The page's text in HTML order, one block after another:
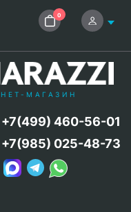
0
МАГАЗИН
+7(499) 460-56-01
+7(985) 025-48-73